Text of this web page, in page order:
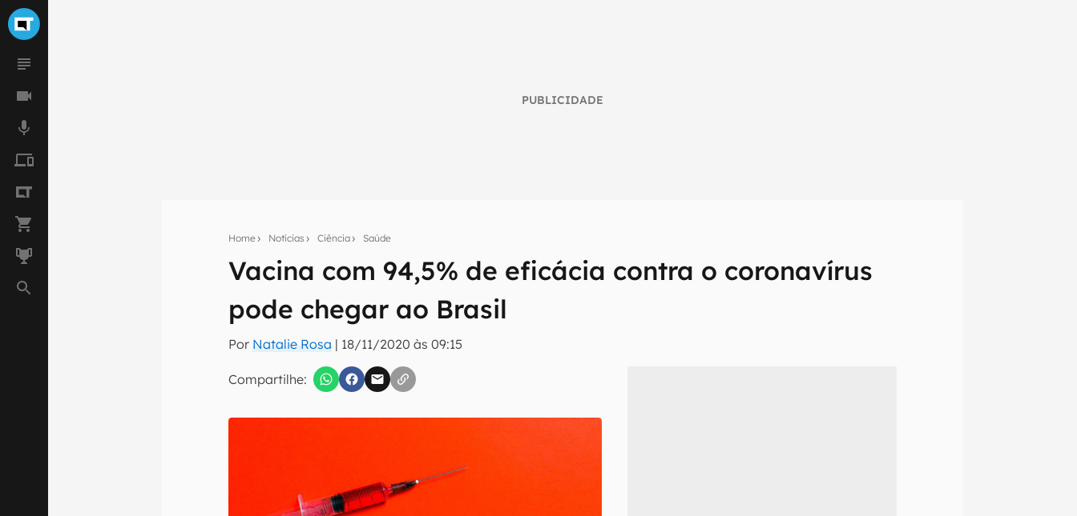
PUBLICIDADE
Home Notícias Ciência Saúde
Vacina com 94,5% de eficácia contra o coronavírus
pode chegar ao Brasil
Por Natalie Rosa | 18/11/2020 às 09:15
Compartilhe:
Seu resumo inteligente do mundo tech!
Assine a newsletter do Canaltech e receba notícias e reviews sobre tecnologia em primeira
Confirmo que li, aceito e concordo com os